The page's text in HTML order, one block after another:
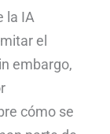
la IA
el
embargo,
cómo se